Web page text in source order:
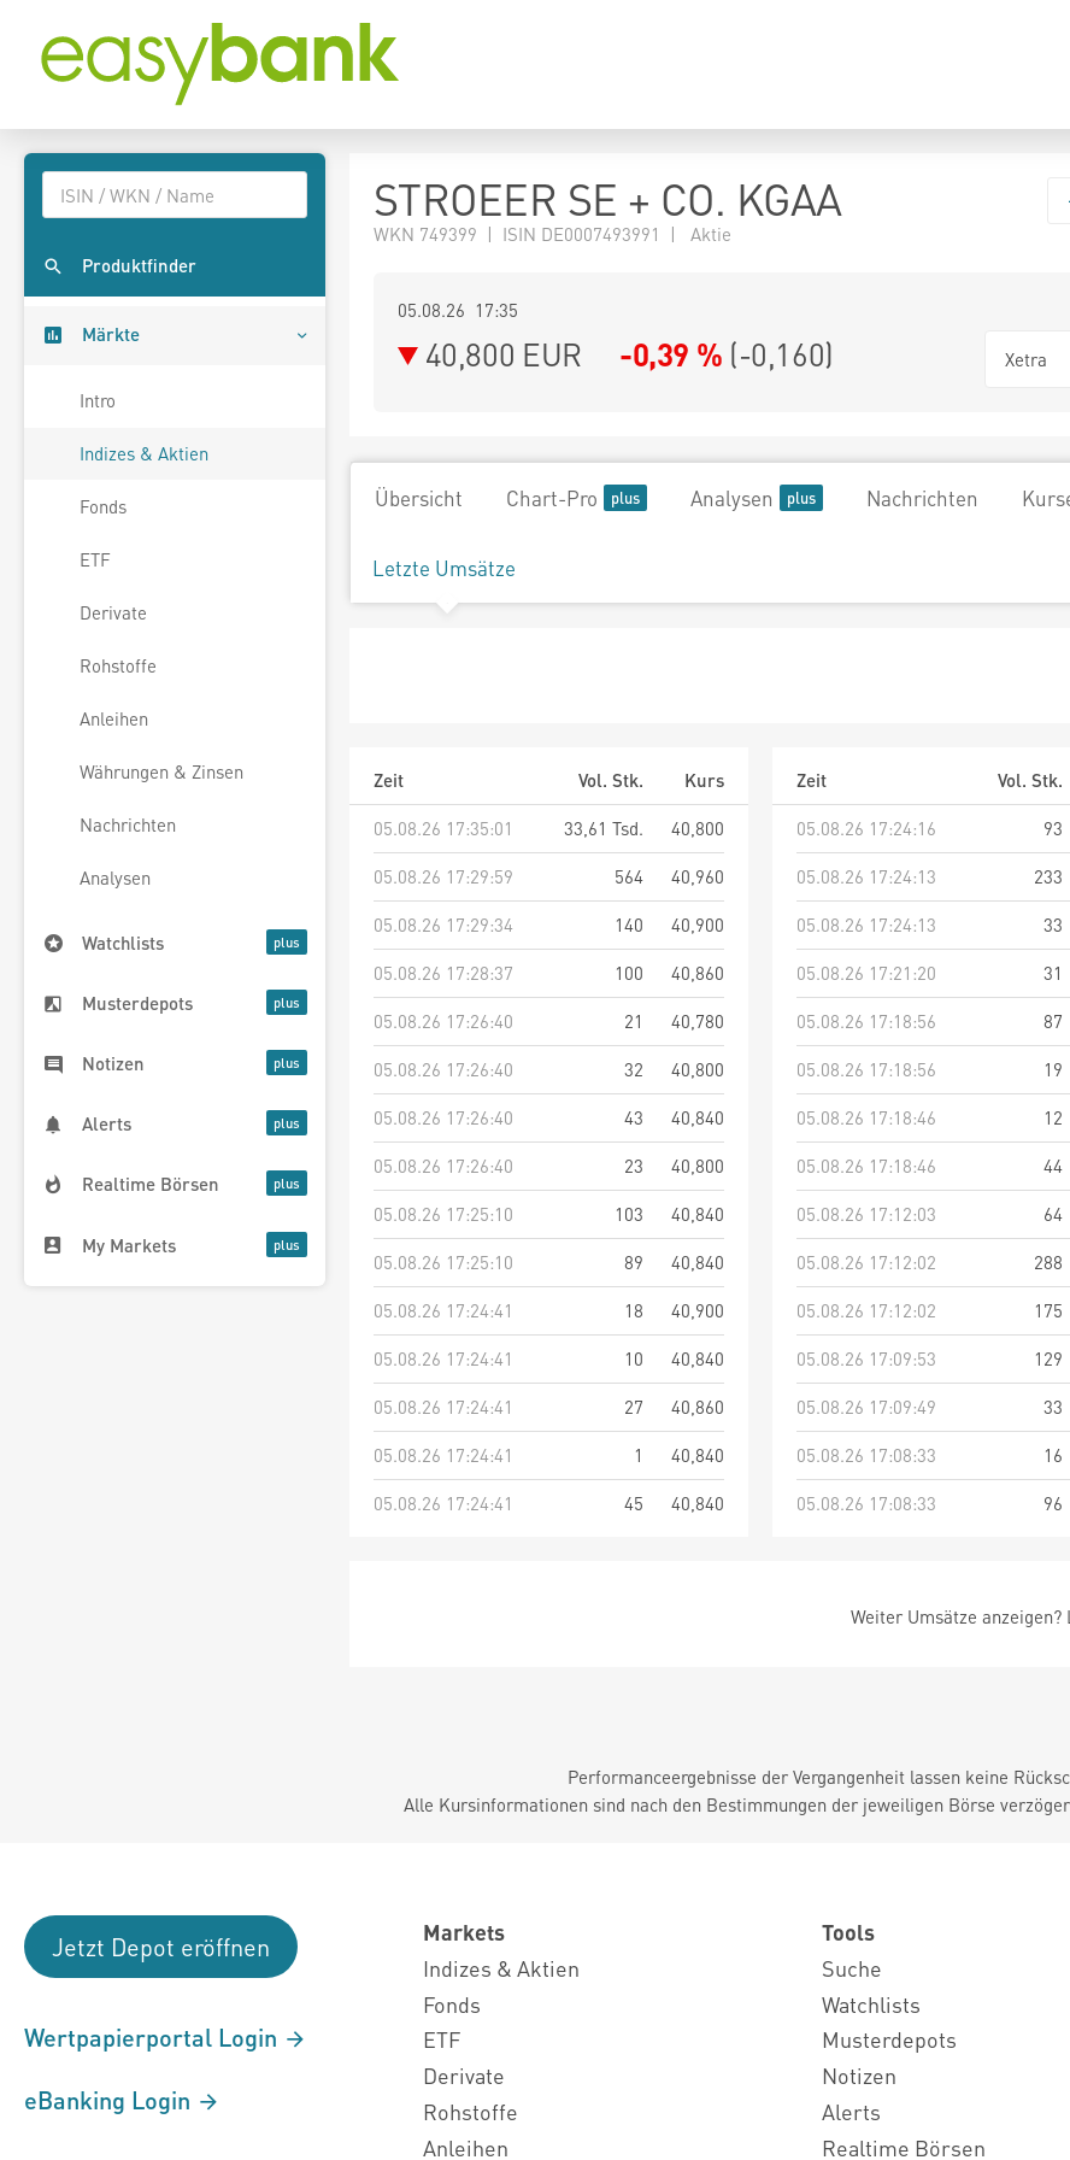
Produktfinder
Märkte
Intro
Indizes & Aktien
Fonds
ETF
Derivate
Rohstoffe
Anleihen
Währungen & Zinsen
Nachrichten
Analysen
Watchlists
Musterdepots
Notizen
Alerts
Realtime Börsen
My Markets
STROEER SE + CO. KGAA
WKN 749399 | ISIN DE0007493991 | Aktie
05.08.26 17:35
40,800 EUR -0,39 % (-0,160) Xetra
Übersicht Chart-Pro Analysen Nachrichten
Letzte Umsätze
Zeit Vol. Stk.
Kurs
05.08.26 17:35:01
33,61 Tsd.
40,800
05.08.26 17:29:59
564
40,960
05.08.26 17:29:34
140
40,900
05.08.26 17:28:37
100
40,860
05.08.26 17:26:40
21
40,780
05.08.26 17:26:40
32
40,800
05.08.26 17:26:40
43
40,840
05.08.26 17:26:40
23
40,800
05.08.26 17:25:10
103
40,840
05.08.26 17:25:10
89
40,840
05.08.26 17:24:41
18
40,900
05.08.26 17:24:41
10
40,840
05.08.26 17:24:41
27
40,860
05.08.26 17:24:41
1
40,840
05.08.26 17:24:41
45 40,840
Zeit Vol. Stk.
05.08.26 17:24:16
93
05.08.26 17:24:13
233
05.08.26 17:24:13
33
05.08.26 17:21:20
31
05.08.26 17:18:56
87
05.08.26 17:18:56
19
05.08.26 17:18:46
12
05.08.26 17:18:46
44
05.08.26 17:12:03
64
05.08.26 17:12:02
288
05.08.26 17:12:02
175
05.08.26 17:09:53
129
05.08.26 17:09:49
33
05.08.26 17:08:33
16
05.08.26 17:08:33
96
Weiter Umsätze
Performanceergebnisse der Vergangenheit lassen keine
Alle Kursinformationen sind nach den Bestimmungen der jeweiligen Börse
Jetzt Depot eröffnen
Wertpapierportal Login
eBanking Login
Markets
Indizes & Aktien
Fonds
ETF
Derivate
Rohstoffe
Anleihen
Tools
Suche
Watchlists
Musterdepots
Notizen
Alerts
Realtime Börsen